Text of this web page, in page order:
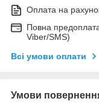
Оплата на
Повна
Viber/SMS)
Всі умови оплати
Умови